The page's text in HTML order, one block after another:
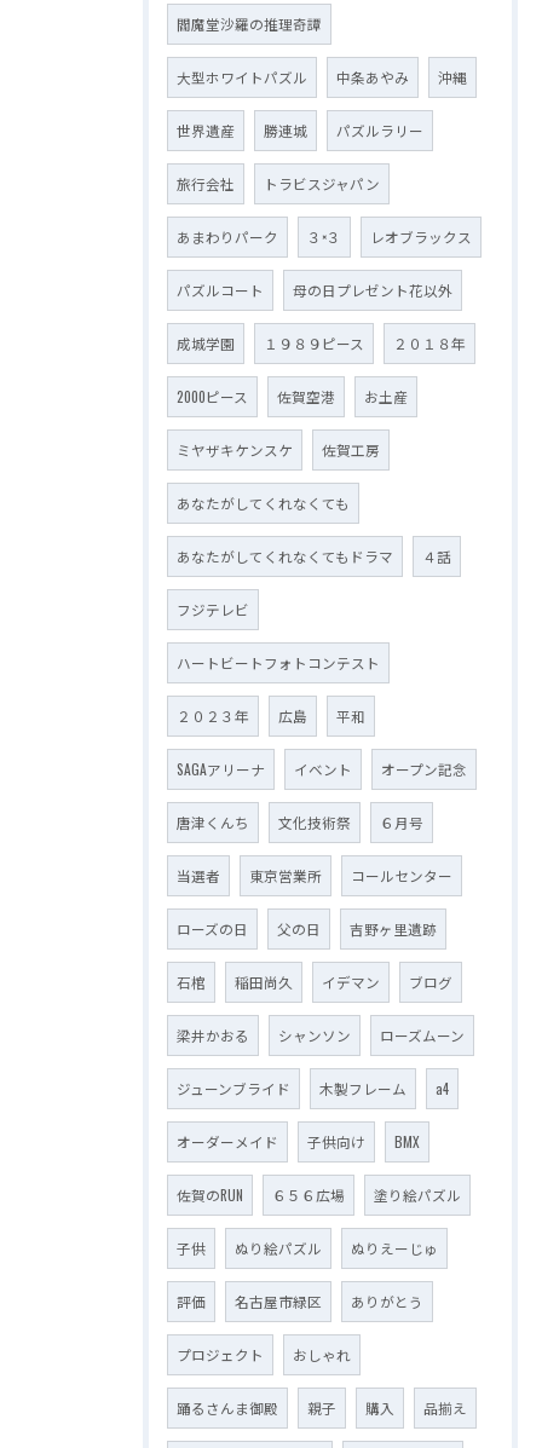
閻魔堂沙羅の推理奇譚
大型ホワイトパズル 中条あやみ 沖縄
世界遺産 勝連城 パズルラリー
旅行会社 トラビスジャパン
あまわりパーク ３×３ レオブラックス
パズルコート 母の日プレゼント花以外
成城学園 １９８９ピース ２０１８年
2000ピース 佐賀空港 お土産
ミヤザキケンスケ 佐賀工房
あなたがしてくれなくても
あなたがしてくれなくてもドラマ ４話
フジテレビ
ハートビートフォトコンテスト
２０２３年 広島 平和
SAGAアリーナ イベント オープン記念
唐津くんち 文化技術祭 ６月号
当選者 東京営業所 コールセンター
ローズの日 父の日 吉野ヶ里遺跡
石棺 稲田尚久 イデマン ブログ
梁井かおる シャンソン ローズムーン
ジューンブライド 木製フレーム a4
オーダーメイド 子供向け BMX
佐賀のRUN ６５６広場 塗り絵パズル
子供 ぬり絵パズル ぬりえーじゅ
評価 名古屋市緑区 ありがとう
プロジェクト おしゃれ
踊るさんま御殿 親子 購入 品揃え